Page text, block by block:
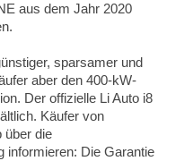
aus dem Jahr 2020
sparsamer und
aber den 400-kW-
Der offizielle Li Auto i8
Käufer von
über die
informieren: Die Garantie